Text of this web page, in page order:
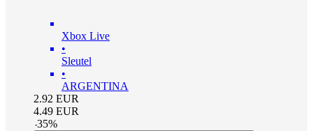
Xbox Live
•
Sleutel
•
ARGENTINA
2.92 EUR
4.49 EUR
-35%